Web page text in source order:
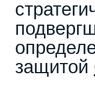
защитой